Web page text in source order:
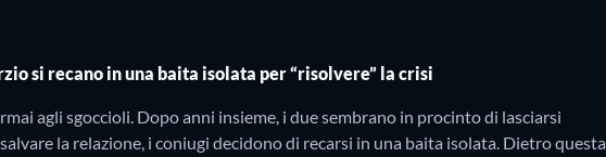
si recano in una baita isolata per “risolvere” la crisi
agli sgoccioli. Dopo anni insieme, i due sembrano in procinto di lasciarsi
la relazione, i coniugi decidono di recarsi in una baita isolata. Dietro questa